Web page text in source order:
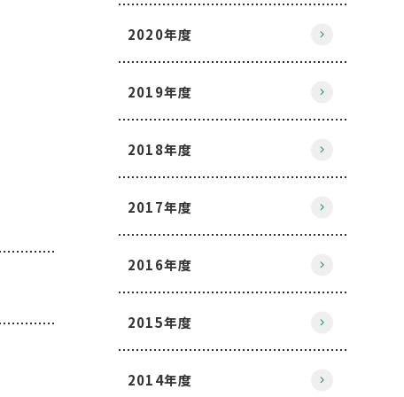
2020年度
2019年度
2018年度
2017年度
2016年度
2015年度
2014年度